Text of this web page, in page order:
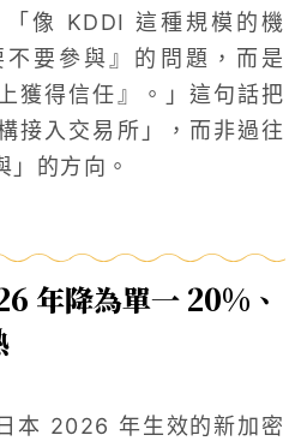
像 KDDI 這種規模的機
要參與』的問題，而是
獲得信任』。」這句話把
接入交易所」，而非過往
」的方向。
年降為單一 20%、
本 2026 年生效的新加密